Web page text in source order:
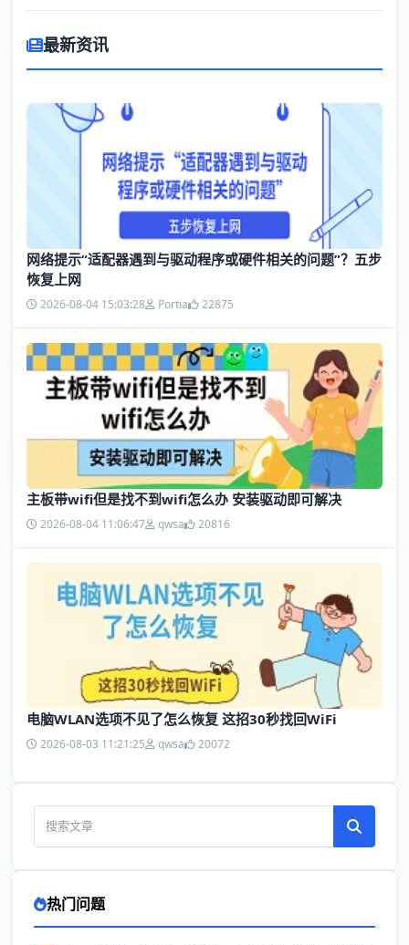
最新资讯
网络提示“适配器遇到与驱动程序或硬件相关的问题”？五步
恢复上网
2026-08-04 15:03:28 Portia 22875
主板带wifi但是找不到wifi怎么办 安装驱动即可解决
2026-08-04 11:06:47 qwsa 20816
电脑WLAN选项不见了怎么恢复 这招30秒找回WiFi
2026-08-03 11:21:25 qwsa 20072
热门问题